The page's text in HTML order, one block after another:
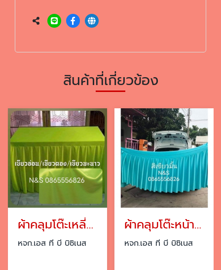
สินค้าที่เกี่ยวข้อง
ผ้าคลุมโต๊ะเหลี่ยม
หจก.เอส ที บี บิซิเนส
ผ้าคลุมโต๊ะหน้าขาว
หจก.เอส ที บี บิซิเนส